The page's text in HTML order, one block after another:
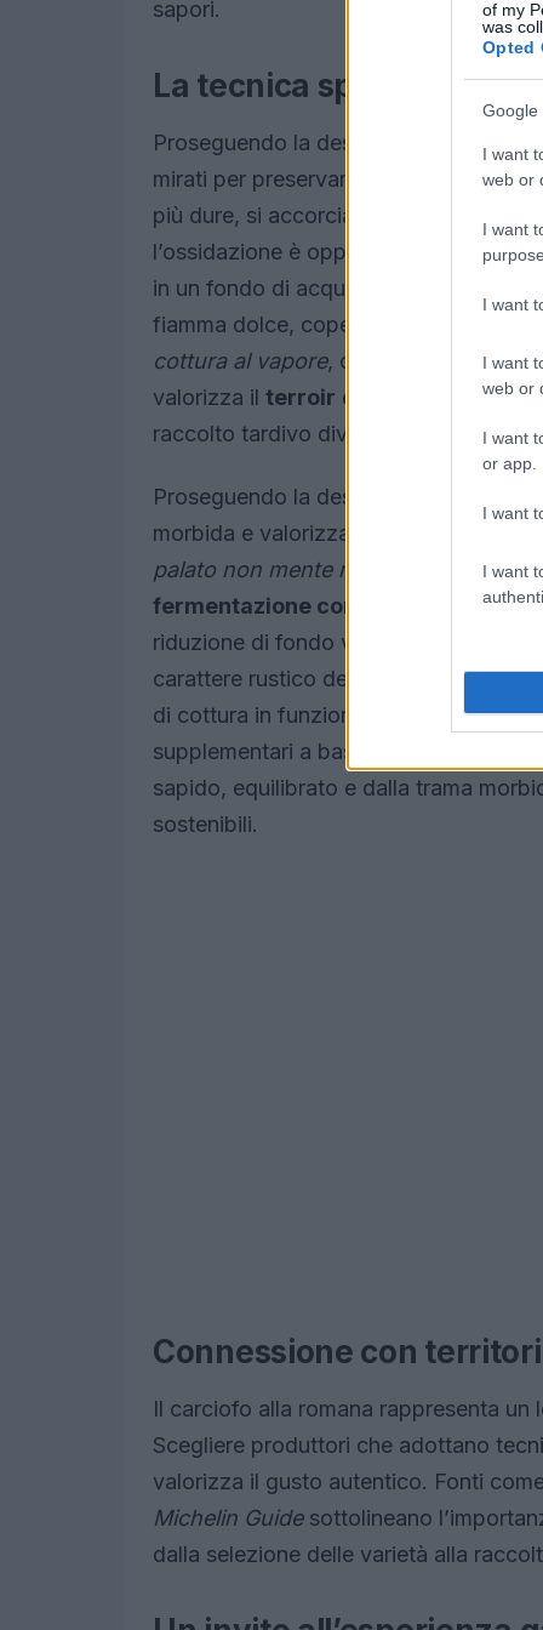
of my
was
Opted
Google
I want
web or
I want
I want
I want
web or
I want
or app.
I want
I want
sapori.
La tecnica spiegata in
Proseguendo la descrizione della
mirati per preservare equilibrio e
più dure, si accorciano le punte e si
l’ossidazione è opportuno
in un fondo di acqua, olio extra
fiamma dolce, coperti da un
cottura al vapore, concentra gli aromi
valorizza il terroir e la consistenza
raccolto tardivo diventi fibroso e
Proseguendo la descrizione della
morbida e valorizza il profilo
palato non mente mai
quando si
fermentazione controllata
— per
riduzione di fondo vegetale — può
carattere rustico del piatto. Lavorare
di cottura in funzione della
supplementari a bassa temperatura
sapido, equilibrato e dalla trama
sostenibili.
Connessione con
Il carciofo alla romana rappresenta un
Scegliere produttori che adottano
valorizza il gusto autentico. Fonti
Michelin Guidesottolineano
dalla selezione delle varietà alla